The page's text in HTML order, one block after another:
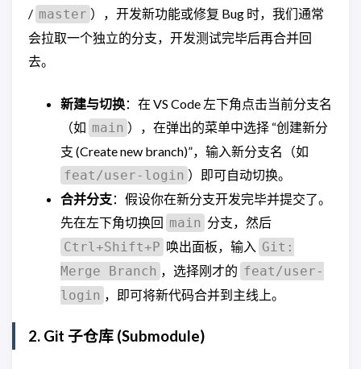
/ master ），开发新功能或修复 Bug 时，我们通常
会拉取一个独立的分支，开发测试完毕后再合并回
去。
新建与切换：在 VS Code 左下角点击当前分支名
（如 main ），在弹出的菜单中选择 “创建新分
支 (Create new branch)”，输入新分支名（如
feat/user-login ）即可自动切换。
合并分支：假设你在新分支开发完毕并提交了。
先在左下角切换回 main 分支，然后
Ctrl+Shift+P 唤出面板，输入 Git:
Merge Branch ，选择刚才的 feat/user-
login ，即可将新代码合并到主线上。
2. Git 子仓库 (Submodule)